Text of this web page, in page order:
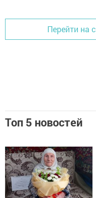
Перейти на
Топ 5 новостей